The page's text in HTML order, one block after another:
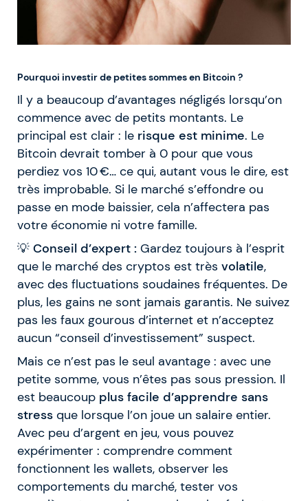
Pourquoi investir de petites sommes en Bitcoin ?
Il y a beaucoup d’avantages négligés lorsqu’on
commence avec de petits montants. Le
principal est clair : le risque est minime. Le
Bitcoin devrait tomber à 0 pour que vous
perdiez vos 10 €… ce qui, autant vous le dire, est
très improbable. Si le marché s’effondre ou
passe en mode baissier, cela n’affectera pas
votre économie ni votre famille.
💡 Conseil d’expert : Gardez toujours à l’esprit
que le marché des cryptos est très volatile,
avec des fluctuations soudaines fréquentes. De
plus, les gains ne sont jamais garantis. Ne suivez
pas les faux gourous d’internet et n’acceptez
aucun “conseil d’investissement” suspect.
Mais ce n’est pas le seul avantage : avec une
petite somme, vous n’êtes pas sous pression. Il
est beaucoup plus facile d’apprendre sans
stress que lorsque l’on joue un salaire entier.
Avec peu d’argent en jeu, vous pouvez
expérimenter : comprendre comment
fonctionnent les wallets, observer les
comportements du marché, tester vos